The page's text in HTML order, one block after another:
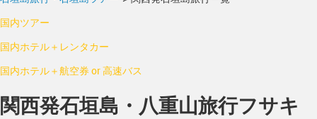
国内ツアー
国内ホテル＋レンタカー
国内ホテル＋航空券 or 高速バス
関西発石垣島・八重山旅行フサキ